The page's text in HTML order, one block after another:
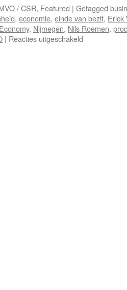
/ CSR, Featured | Getagged
, economie, einde van bezit, Erick
, Nijmegen, Nils Roemen,
| Reacties uitgeschakeld